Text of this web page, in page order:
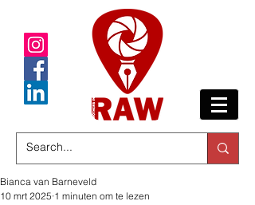
Bianca van Barneveld
10 mrt 2025 1 minuten om te lezen